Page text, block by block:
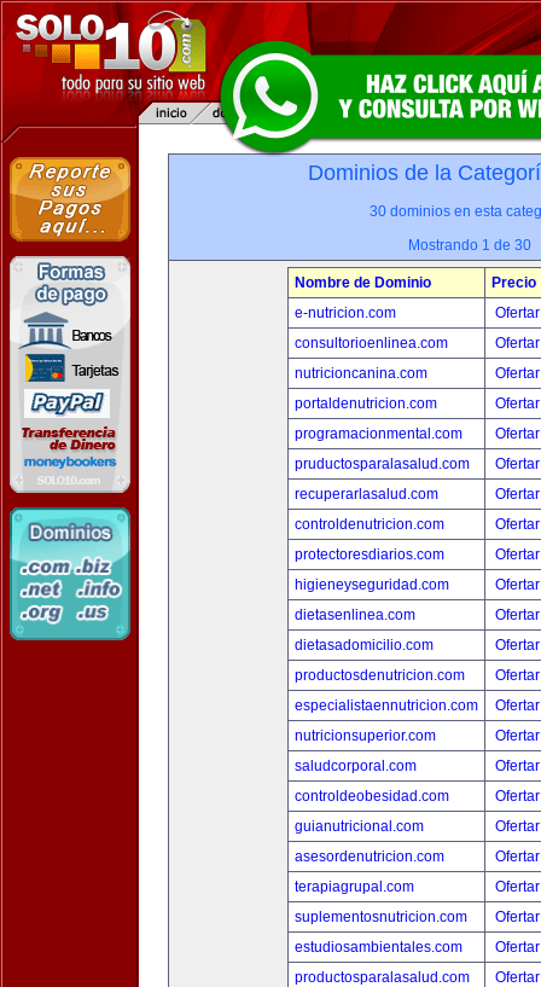
Dominios de la
30 dominios en esta
Mostrando 1 de 30
Nombre de Dominio
Precio
e-nutricion.com
consultorioenlinea.com
nutricioncanina.com
portaldenutricion.com
programacionmental.com
pruductosparalasalud.com
recuperarlasalud.com
controldenutricion.com
protectoresdiarios.com
higieneyseguridad.com
dietasenlinea.com
dietasadomicilio.com
productosdenutricion.com
especialistaennutricion.com
nutricionsuperior.com
saludcorporal.com
controldeobesidad.com
guianutricional.com
asesordenutricion.com
terapiagrupal.com
suplementosnutricion.com
estudiosambientales.com
productosparalasalud.com